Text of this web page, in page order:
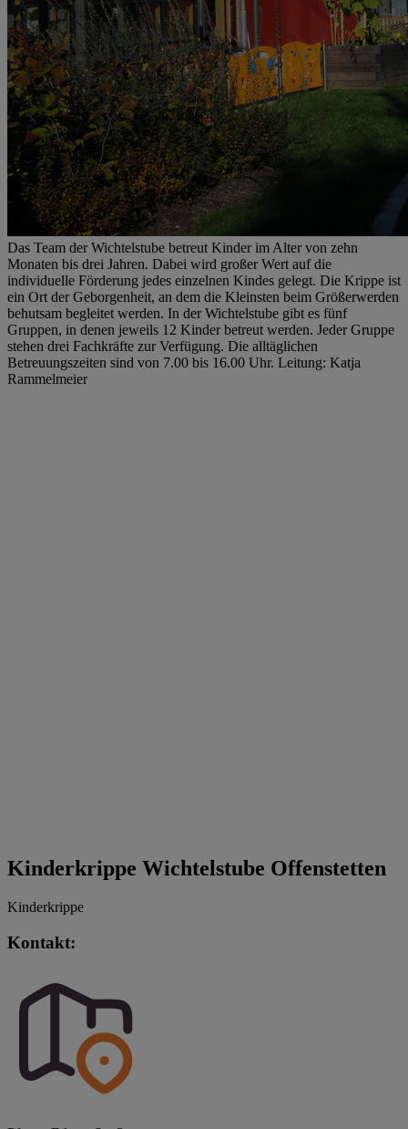
Das Team der Wichtelstube betreut Kinder im Alter von zehn
Monaten bis drei Jahren. Dabei wird großer Wert auf die
individuelle Förderung jedes einzelnen Kindes gelegt. Die Krippe ist
ein Ort der Geborgenheit, an dem die Kleinsten beim Größerwerden
behutsam begleitet werden. In der Wichtelstube gibt es fünf
Gruppen, in denen jeweils 12 Kinder betreut werden. Jeder Gruppe
stehen drei Fachkräfte zur Verfügung. Die alltäglichen
Betreuungszeiten sind von 7.00 bis 16.00 Uhr. Leitung: Katja
Rammelmeier
Kinderkrippe Wichtelstube Offenstetten
Kinderkrippe
Kontakt: